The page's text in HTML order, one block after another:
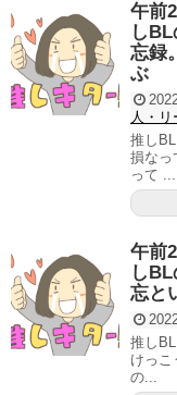
午前
し
忘録
ぶ
人・
推し
損なっ
って ...
午前
し
忘と
推し
けっこ
の...